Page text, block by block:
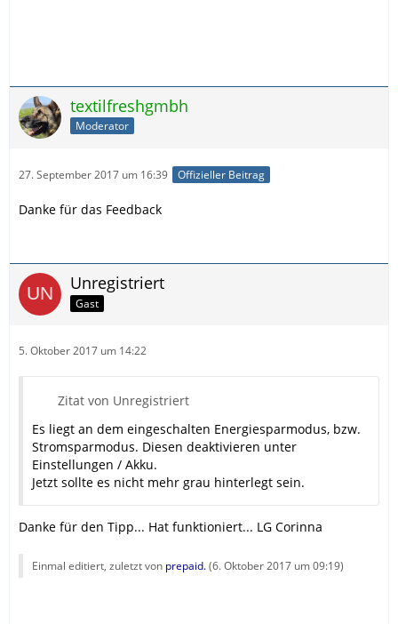
textilfreshgmbh
Moderator
27. September 2017 um 16:39 Offizieller Beitrag
Danke für das Feedback
Unregistriert
Gast
5. Oktober 2017 um 14:22
Zitat von Unregistriert
Es liegt an dem eingeschalten Energiesparmodus, bzw.
Stromsparmodus. Diesen deaktivieren unter
Einstellungen / Akku.
Jetzt sollte es nicht mehr grau hinterlegt sein.
Danke für den Tipp... Hat funktioniert... LG Corinna
Einmal editiert, zuletzt von prepaid.(6. Oktober 2017 um 09:19)